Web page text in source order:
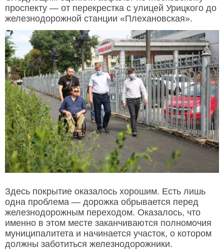
проспекту — от перекрестка с улицей Урицкого до
железнодорожной станции «Плехановская».
Здесь покрытие оказалось хорошим. Есть лишь
одна проблема — дорожка обрывается перед
железнодорожным переходом. Оказалось, что
именно в этом месте заканчиваются полномочия
муниципалитета и начинается участок, о котором
должны заботиться железнодорожники.